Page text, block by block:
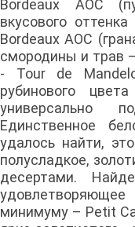
Bordeaux AOC
вкусового
Bordeaux AOC
смородины и трав
- Tour de
рубинового
универсально
Единственное
удалось найти,
полусладкое,
десертами.
минимуму – Petit